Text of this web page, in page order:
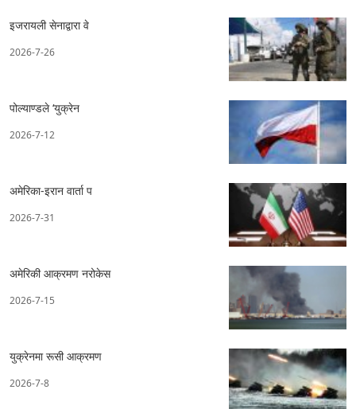
इजरायली सेनाद्वारा वे
2026-7-26
पोल्याण्डले ‘युक्रेन
2026-7-12
अमेरिका-इरान वार्ता प
2026-7-31
अमेरिकी आक्रमण नरोकेस
2026-7-15
युक्रेनमा रूसी आक्रमण
2026-7-8